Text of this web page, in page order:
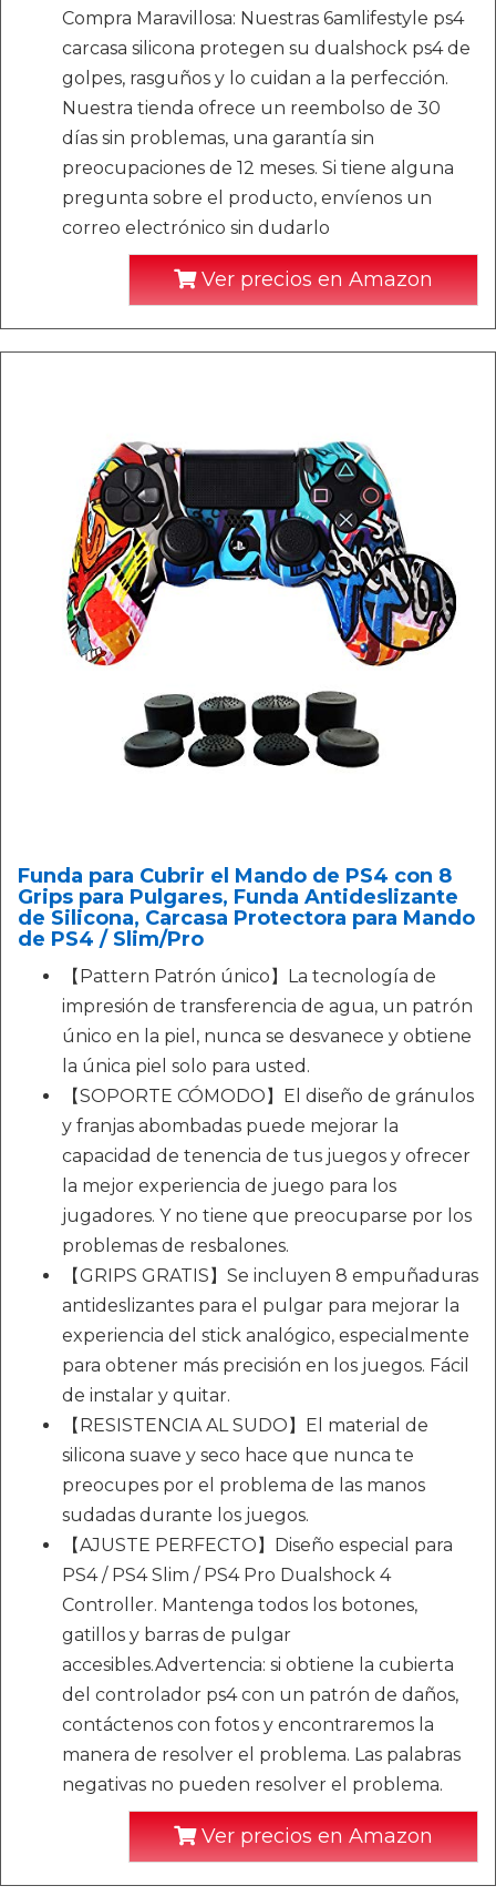
Compra Maravillosa: Nuestras 6amlifestyle ps4
carcasa silicona protegen su dualshock ps4 de
golpes, rasguños y lo cuidan a la perfección.
Nuestra tienda ofrece un reembolso de 30
días sin problemas, una garantía sin
preocupaciones de 12 meses. Si tiene alguna
pregunta sobre el producto, envíenos un
correo electrónico sin dudarlo
Ver precios en Amazon
Funda para Cubrir el Mando de PS4 con 8
Grips para Pulgares, Funda Antideslizante
de Silicona, Carcasa Protectora para Mando
de PS4 / Slim/Pro
【Pattern Patrón único】La tecnología de
impresión de transferencia de agua, un patrón
único en la piel, nunca se desvanece y obtiene
la única piel solo para usted.
【SOPORTE CÓMODO】El diseño de gránulos
y franjas abombadas puede mejorar la
capacidad de tenencia de tus juegos y ofrecer
la mejor experiencia de juego para los
jugadores. Y no tiene que preocuparse por los
problemas de resbalones.
【GRIPS GRATIS】Se incluyen 8 empuñaduras
antideslizantes para el pulgar para mejorar la
experiencia del stick analógico, especialmente
para obtener más precisión en los juegos. Fácil
de instalar y quitar.
【RESISTENCIA AL SUDO】El material de
silicona suave y seco hace que nunca te
preocupes por el problema de las manos
sudadas durante los juegos.
【AJUSTE PERFECTO】Diseño especial para
PS4 / PS4 Slim / PS4 Pro Dualshock 4
Controller. Mantenga todos los botones,
gatillos y barras de pulgar
accesibles.Advertencia: si obtiene la cubierta
del controlador ps4 con un patrón de daños,
contáctenos con fotos y encontraremos la
manera de resolver el problema. Las palabras
negativas no pueden resolver el problema.
Ver precios en Amazon